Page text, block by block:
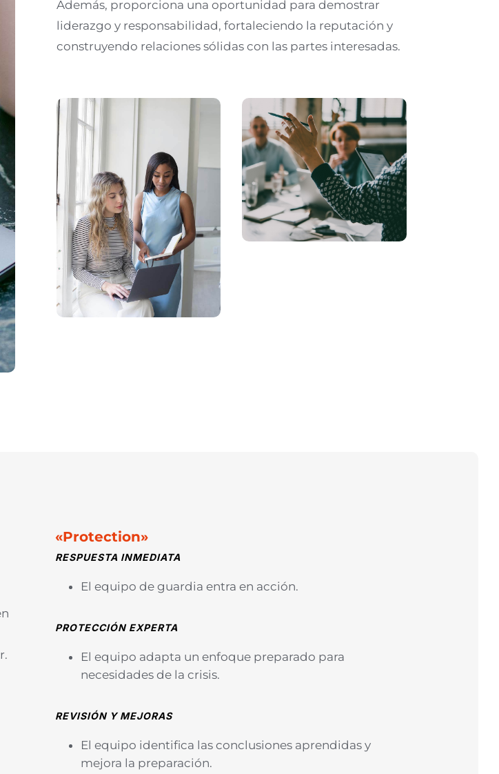
Además, proporciona una oportunidad para demostrar
liderazgo y responsabilidad, fortaleciendo la reputación y
construyendo relaciones sólidas con las partes interesadas.
«Protection»
RESPUESTA INMEDIATA
El equipo de guardia entra en acción.
PROTECCIÓN EXPERTA
El equipo adapta un enfoque preparado para
necesidades de la crisis.
REVISIÓN Y MEJORAS
El equipo identifica las conclusiones aprendidas y
mejora la preparación.